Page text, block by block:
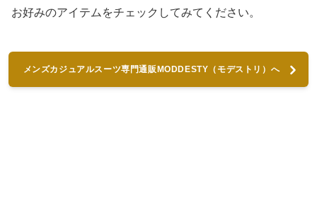
お好みのアイテムをチェックしてみてください。
メンズカジュアルスーツ専門通販MODDESTY（モデストリ）へ